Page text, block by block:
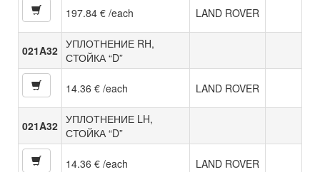
197.84 € /each LAND ROVER
021A32 УПЛОТНЕНИЕ RH,
СТОЙКА “D”
14.36 € /each LAND ROVER
021A32 УПЛОТНЕНИЕ LH,
СТОЙКА “D”
14.36 € /each LAND ROVER